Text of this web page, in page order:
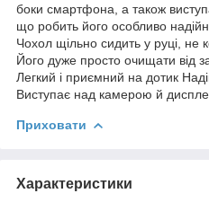
боки смартфона, а також
що робить його особливо
Чохол щільно сидить у руці, не
Його дуже просто очищати від
Легкий і приємний на дотик
Виступає над камерою й
Приховати
Характеристики